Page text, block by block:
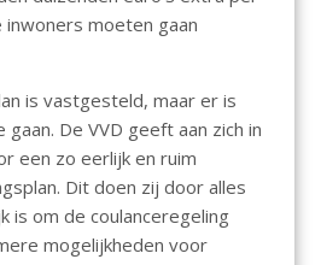
inwoners moeten gaan
is vastgesteld, maar er is
De VVD geeft aan zich in
een zo eerlijk en ruim
Dit doen zij door alles
is om de coulanceregeling
mogelijkheden voor